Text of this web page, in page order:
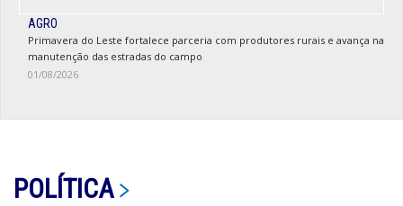
AGRO
Primavera do Leste fortalece parceria com produtores rurais e avança na
manutenção das estradas do campo
01/08/2026
POLÍTICA